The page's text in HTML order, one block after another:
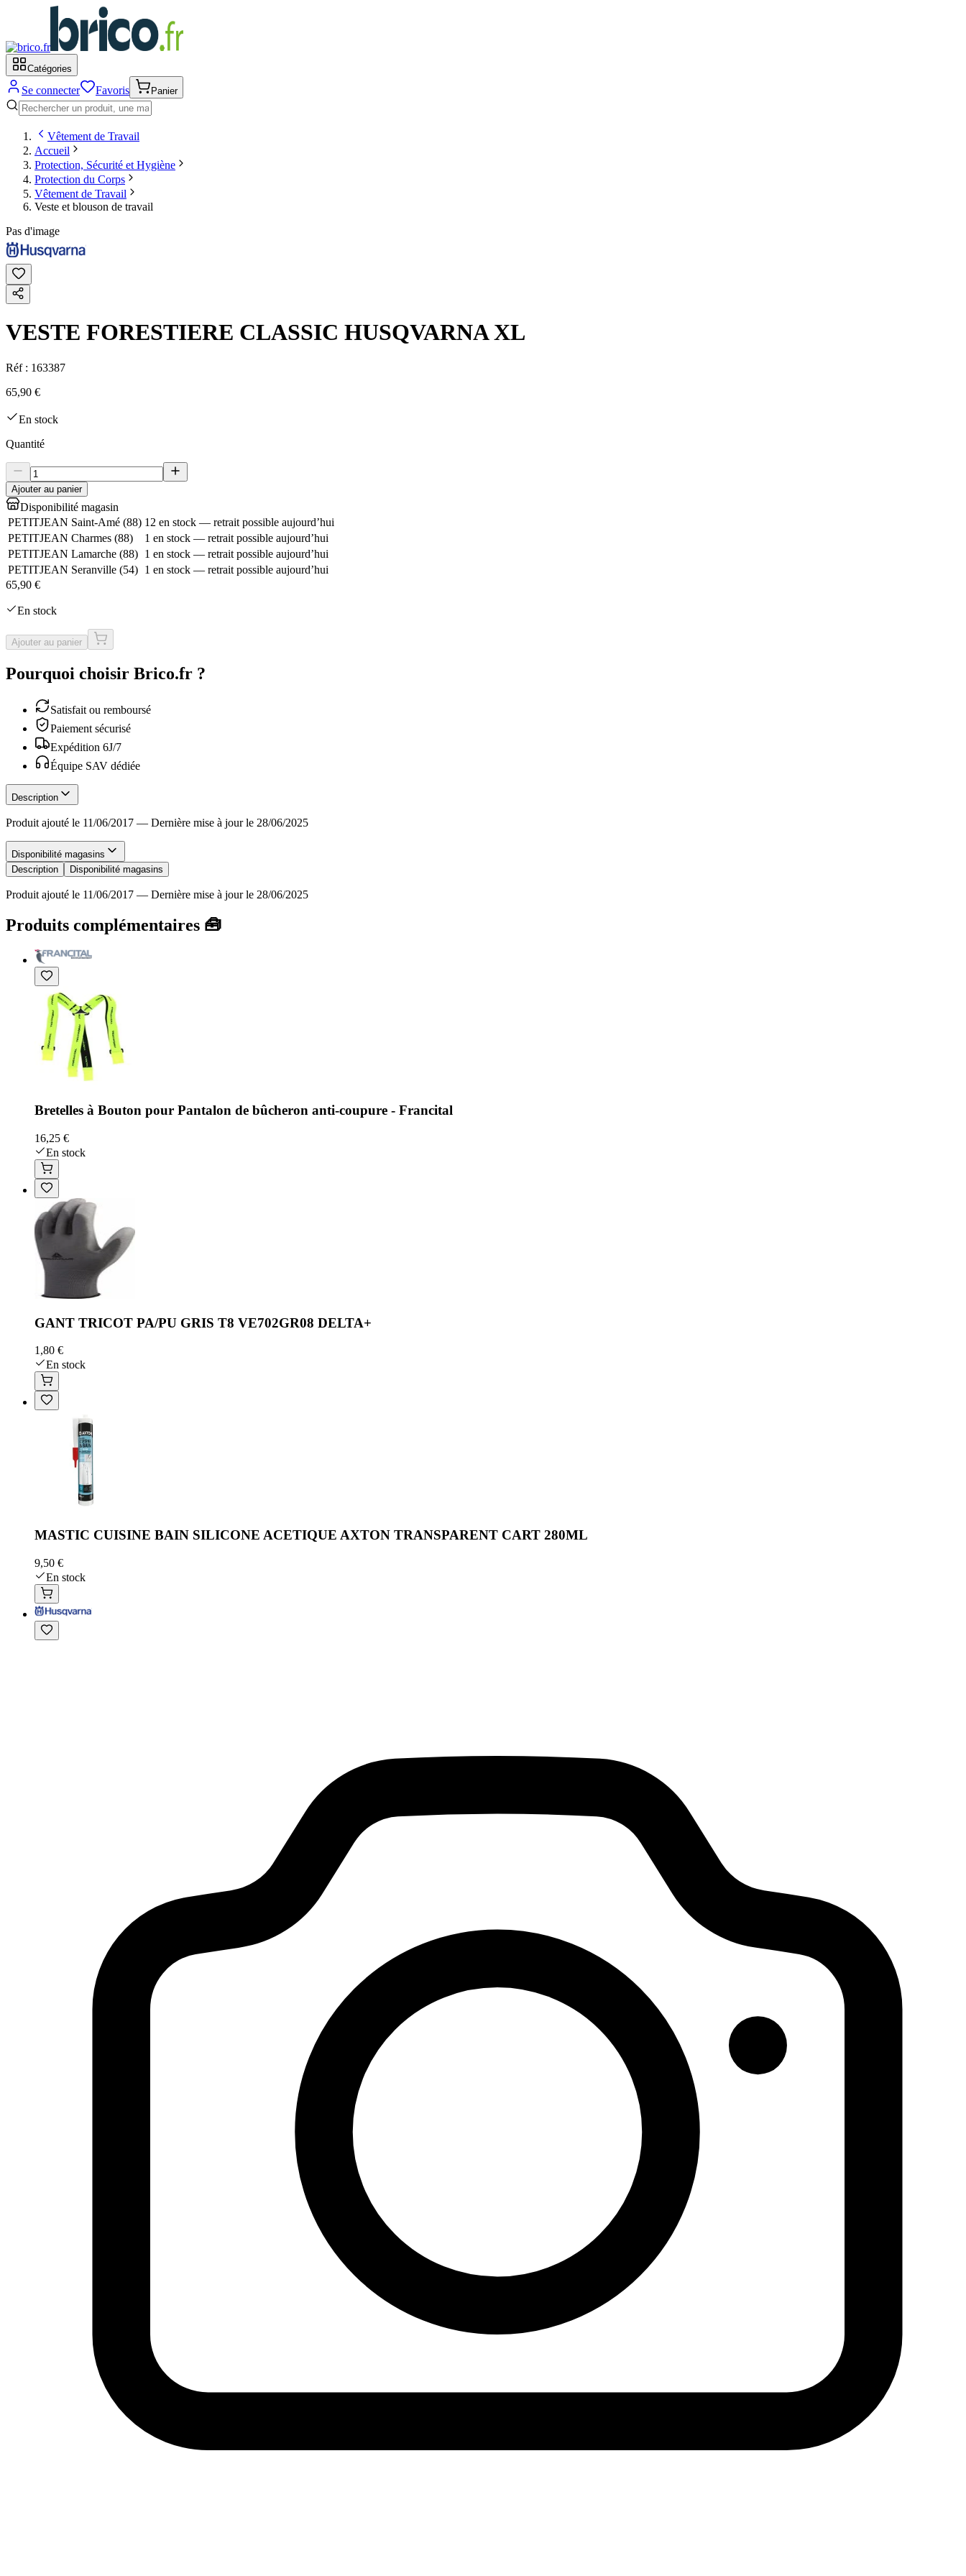
Catégories
Se connecter Favoris Panier
Vêtement de Travail
Accueil
Protection, Sécurité et Hygiène
Protection du Corps
Vêtement de Travail
Veste et blouson de travail
Pas d'image
VESTE FORESTIERE CLASSIC HUSQVARNA XL
Réf : 163387
65,90 €
En stock
Quantité
Ajouter au panier
Disponibilité magasin
PETITJEAN Saint-Amé (88) 12 en stock — retrait possible aujourd’hui
PETITJEAN Charmes (88)
1 en stock — retrait possible aujourd’hui
PETITJEAN Lamarche (88) 1 en stock — retrait possible aujourd’hui
PETITJEAN Seranville (54) 1 en stock — retrait possible aujourd’hui
65,90 €
En stock
Ajouter au panier
Pourquoi choisir Brico.fr ?
Satisfait ou remboursé
Paiement sécurisé
Expédition 6J/7
Équipe SAV dédiée
Description
Produit ajouté le 11/06/2017 — Dernière mise à jour le 28/06/2025
Disponibilité magasins
Description
Disponibilité magasins
Produit ajouté le 11/06/2017 — Dernière mise à jour le 28/06/2025
Produits complémentaires 🧰
Bretelles à Bouton pour Pantalon de bûcheron anti-coupure - Francital
16,25 €
En stock
GANT TRICOT PA/PU GRIS T8 VE702GR08 DELTA+
1,80 €
En stock
MASTIC CUISINE BAIN SILICONE ACETIQUE AXTON TRANSPARENT CART 280ML
9,50 €
En stock